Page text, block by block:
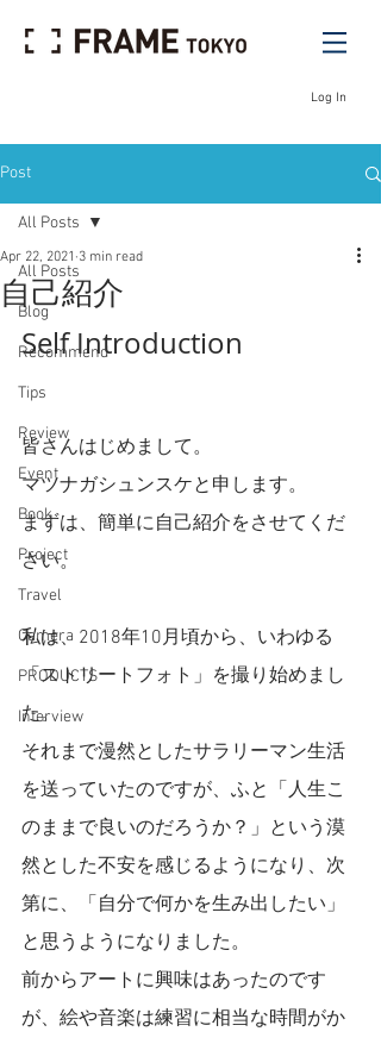
Log In
Post
All Posts
Blog
Recommend
Tips
Review
Event
Book
Project
Travel
Camera
PRODUCTS
Interview
All Posts
自己紹介
Apr 22, 2021 3 min read
Self Introduction
皆さんはじめまして。
マツナガシュンスケと申します。
まずは、簡単に自己紹介をさせてくだ
さい。
私は、2018年10月頃から、いわゆる
「ストリートフォト」を撮り始めまし
た。
それまで漫然としたサラリーマン生活
を送っていたのですが、ふと「人生こ
のままで良いのだろうか？」という漠
然とした不安を感じるようになり、次
第に、「自分で何かを生み出したい」
と思うようになりました。
前からアートに興味はあったのです
が、絵や音楽は練習に相当な時間がか